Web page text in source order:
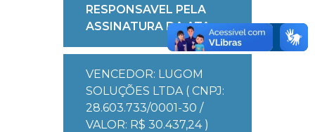
RESPONSAVEL PELA
ASSINATURA DA ATA
VENCEDOR: LUGOM
SOLUÇÕES LTDA ( CNPJ:
28.603.733/0001-30 /
VALOR: R$ 30.437,24 )